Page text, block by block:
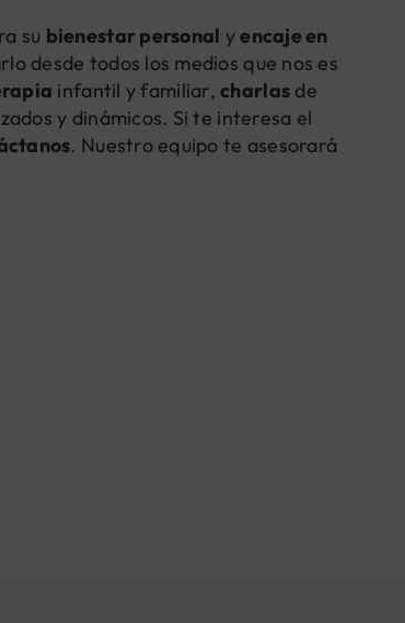
su bienestar personal yencaje en
desde todos los medios que nos es
infantil y familiar,charlas de
y dinámicos. Si te interesa el
. Nuestro equipo te asesorará